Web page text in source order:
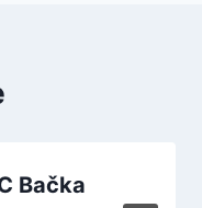
Bačka